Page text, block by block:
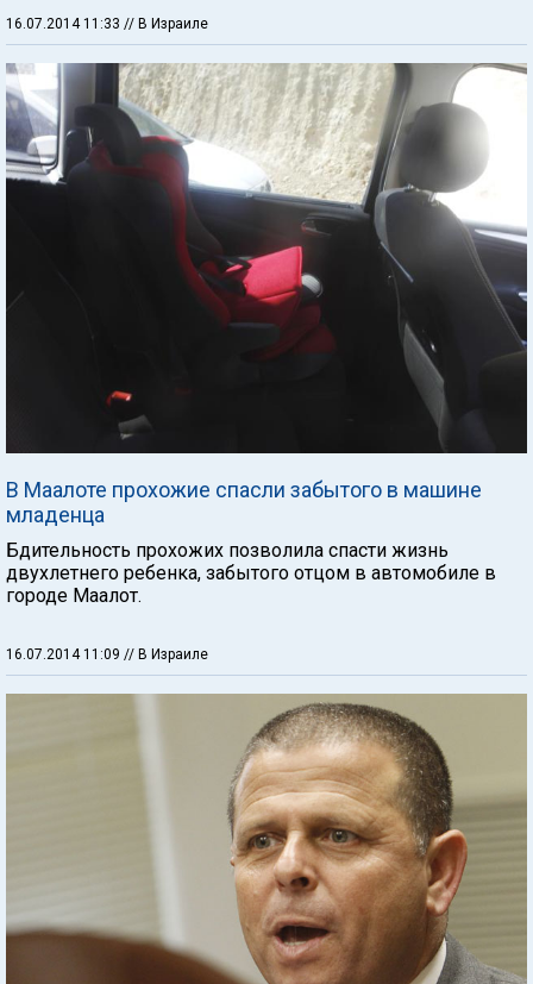
16.07.2014 11:33 // В Израиле
В Маалоте прохожие спасли забытого в машине
младенца
Бдительность прохожих позволила спасти жизнь
двухлетнего ребенка, забытого отцом в автомобиле в
городе Маалот.
16.07.2014 11:09 // В Израиле